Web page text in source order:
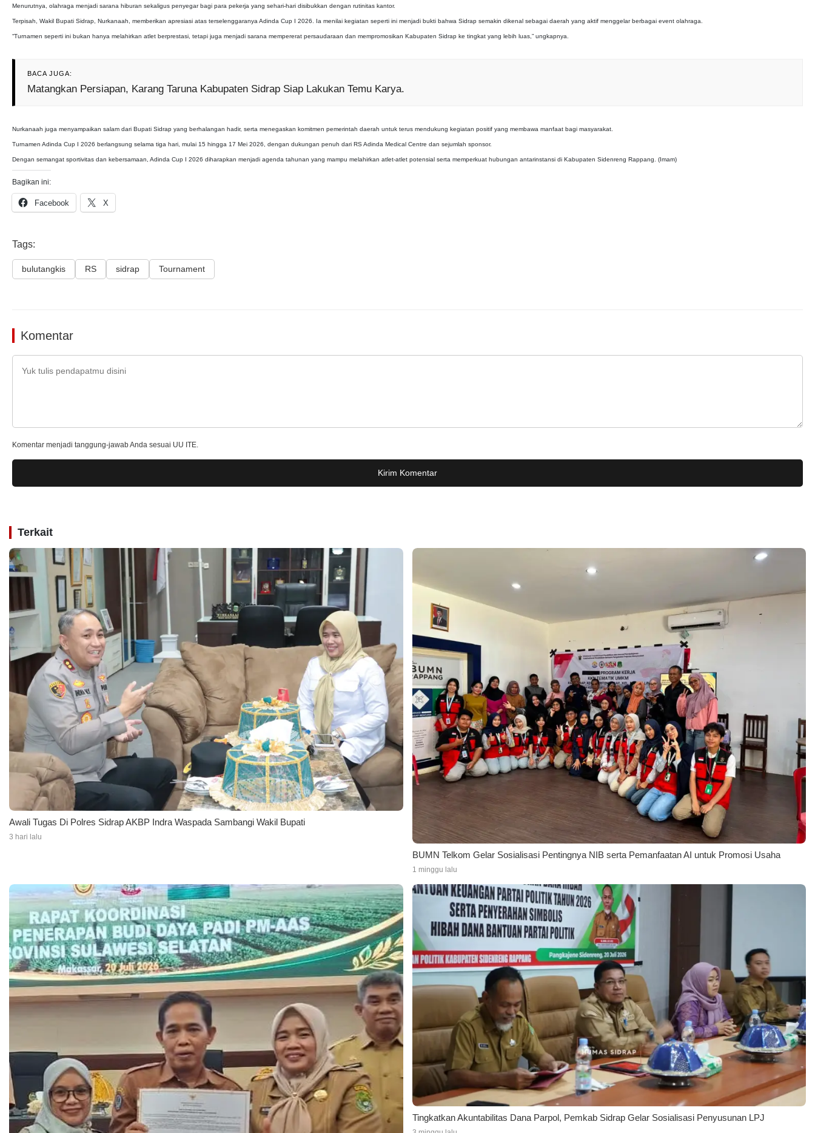
Menurutnya, olahraga menjadi sarana hiburan sekaligus penyegar bagi para pekerja yang sehari-hari disibukkan dengan rutinitas kantor.
Terpisah, Wakil Bupati Sidrap, Nurkanaah, memberikan apresiasi atas terselenggaranya Adinda Cup I 2026. Ia menilai kegiatan seperti ini menjadi bukti bahwa Sidrap semakin dikenal sebagai daerah yang aktif menggelar berbagai event olahraga.
“Turnamen seperti ini bukan hanya melahirkan atlet berprestasi, tetapi juga menjadi sarana mempererat persaudaraan dan mempromosikan Kabupaten Sidrap ke tingkat yang lebih luas,” ungkapnya.
BACA JUGA:
Matangkan Persiapan, Karang Taruna Kabupaten Sidrap Siap Lakukan Temu Karya.
Nurkanaah juga menyampaikan salam dari Bupati Sidrap yang berhalangan hadir, serta menegaskan komitmen pemerintah daerah untuk terus mendukung kegiatan positif yang membawa manfaat bagi masyarakat.
Turnamen Adinda Cup I 2026 berlangsung selama tiga hari, mulai 15 hingga 17 Mei 2026, dengan dukungan penuh dari RS Adinda Medical Centre dan sejumlah sponsor.
Dengan semangat sportivitas dan kebersamaan, Adinda Cup I 2026 diharapkan menjadi agenda tahunan yang mampu melahirkan atlet-atlet potensial serta memperkuat hubungan antarinstansi di Kabupaten Sidenreng Rappang. (Imam)
Bagikan ini:
Facebook X
Tags:
bulutangkis RS sidrap Tournament
Komentar
Komentar menjadi tanggung-jawab Anda sesuai UU ITE.
Kirim Komentar
Terkait
Awali Tugas Di Polres Sidrap AKBP Indra Waspada Sambangi Wakil Bupati
3 hari lalu
BUMN Telkom Gelar Sosialisasi Pentingnya NIB serta Pemanfaatan AI untuk Promosi Usaha
1 minggu lalu
Tingkatkan Akuntabilitas Dana Parpol, Pemkab Sidrap Gelar Sosialisasi Penyusunan LPJ